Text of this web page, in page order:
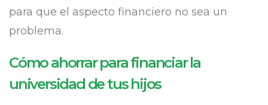
para que el aspecto financiero no sea un
problema.
Cómo ahorrar para financiar la
universidad de tus hijos